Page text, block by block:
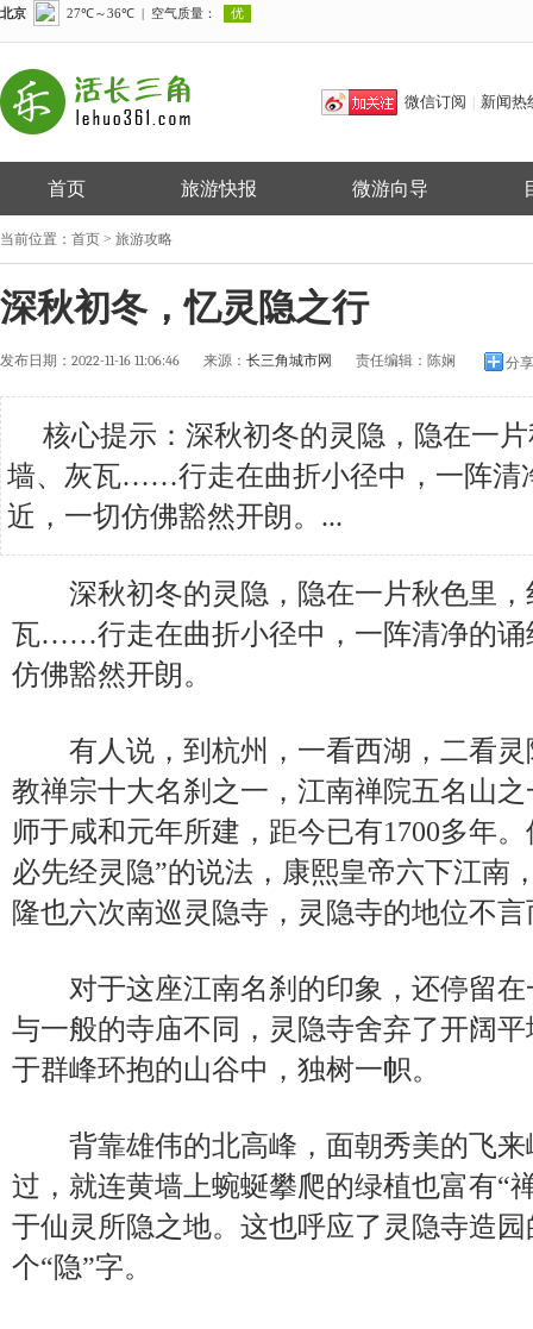
微信订阅 新闻热
首页 旅游快报 微游向导
当前位置： 首页 > 旅游攻略
​深秋初冬，忆灵隐之行
发布日期： 2022-11-16 11:06:46 来源： 长三角城市网 责任编辑： 陈娴 分
核心提示：深秋初冬的灵隐，隐在一
墙、灰瓦……行走在曲折小径中，一阵清
近，一切仿佛豁然开朗。...
深秋初冬的灵隐，隐在一片秋色里，
瓦……行走在曲折小径中，一阵清净的诵
仿佛豁然开朗。
有人说，到杭州，一看西湖，二看灵
教禅宗十大名刹之一，江南禅院五名山
师于咸和元年所建，距今已有1700多年
必先经灵隐”的说法，康熙皇帝六下江南
隆也六次南巡灵隐寺，灵隐寺的地位不
对于这座江南名刹的印象，还停留在
与一般的寺庙不同，灵隐寺舍弃了开阔
于群峰环抱的山谷中，独树一帜。
背靠雄伟的北高峰，面朝秀美的飞来
过，就连黄墙上蜿蜒攀爬的绿植也富有“
于仙灵所隐之地。这也呼应了灵隐寺造
个“隐”字。